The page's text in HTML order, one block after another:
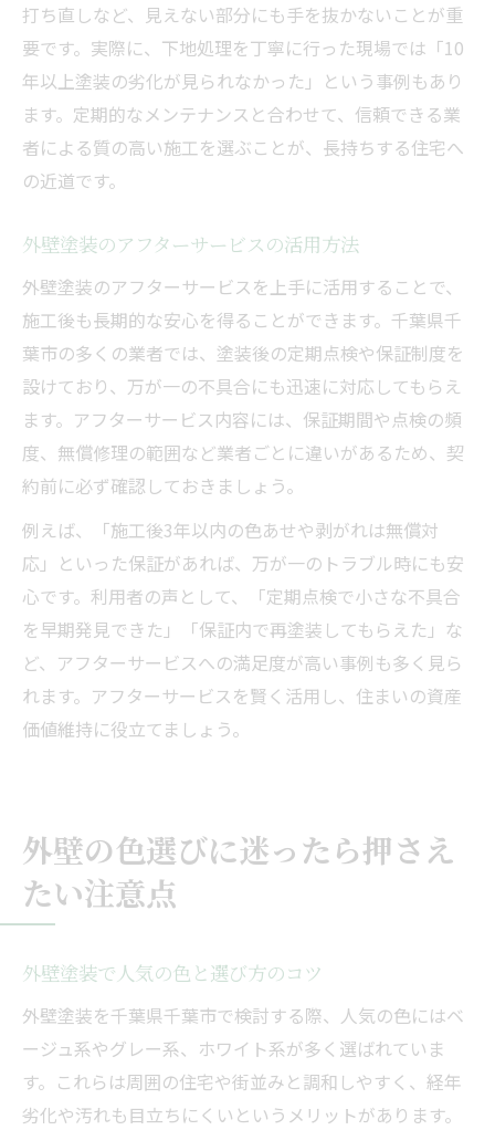
打ち直しなど、見えない部分にも手を抜かないことが重
要です。実際に、下地処理を丁寧に行った現場では「10
年以上塗装の劣化が見られなかった」という事例もあり
ます。定期的なメンテナンスと合わせて、信頼できる業
者による質の高い施工を選ぶことが、長持ちする住宅へ
の近道です。
外壁塗装のアフターサービスの活用方法
外壁塗装のアフターサービスを上手に活用することで、
施工後も長期的な安心を得ることができます。千葉県千
葉市の多くの業者では、塗装後の定期点検や保証制度を
設けており、万が一の不具合にも迅速に対応してもらえ
ます。アフターサービス内容には、保証期間や点検の頻
度、無償修理の範囲など業者ごとに違いがあるため、契
約前に必ず確認しておきましょう。
例えば、「施工後3年以内の色あせや剥がれは無償対
応」といった保証があれば、万が一のトラブル時にも安
心です。利用者の声として、「定期点検で小さな不具合
を早期発見できた」「保証内で再塗装してもらえた」な
ど、アフターサービスへの満足度が高い事例も多く見ら
れます。アフターサービスを賢く活用し、住まいの資産
価値維持に役立てましょう。
外壁の色選びに迷ったら押さえ
たい注意点
外壁塗装で人気の色と選び方のコツ
外壁塗装を千葉県千葉市で検討する際、人気の色にはベ
ージュ系やグレー系、ホワイト系が多く選ばれていま
す。これらは周囲の住宅や街並みと調和しやすく、経年
劣化や汚れも目立ちにくいというメリットがあります。